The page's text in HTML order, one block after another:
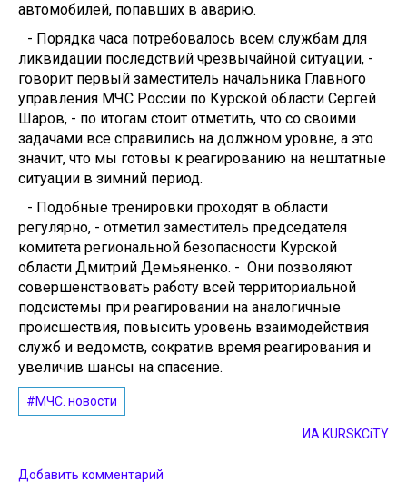
автомобилей, попавших в аварию.
- Порядка часа потребовалось всем службам для
ликвидации последствий чрезвычайной ситуации, -
говорит первый заместитель начальника Главного
управления МЧС России по Курской области Сергей
Шаров, - по итогам стоит отметить, что со своими
задачами все справились на должном уровне, а это
значит, что мы готовы к реагированию на нештатные
ситуации в зимний период.
- Подобные тренировки проходят в области
регулярно, - отметил заместитель председателя
комитета региональной безопасности Курской
области Дмитрий Демьяненко. - Они позволяют
совершенствовать работу всей территориальной
подсистемы при реагировании на аналогичные
происшествия, повысить уровень взаимодействия
служб и ведомств, сократив время реагирования и
увеличив шансы на спасение.
#МЧС. новости
ИА KURSKCiTY
Добавить комментарий